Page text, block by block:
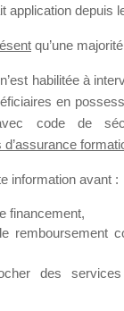
répondre à
possible de
ce groupe
application depuis
qu’une
habilitée à
en
code de
information avant :
financement,
remboursement
des